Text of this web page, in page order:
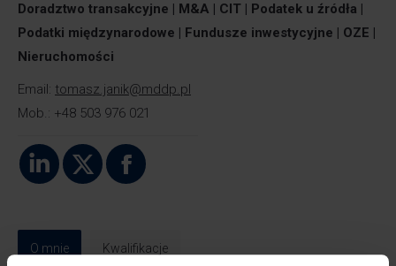
Doradztwo transakcyjne | M&A | CIT | Podatek u źródła |
Podatki międzynarodowe | Fundusze inwestycyjne | OZE |
Nieruchomości
Email: tomasz.janik@mddp.pl
Mob.: +48 503 976 021
Linkedin
X Facebook
O mnie Kwalifikacje